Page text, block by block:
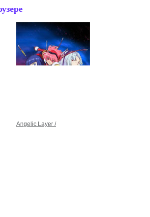
Angelic Layer /